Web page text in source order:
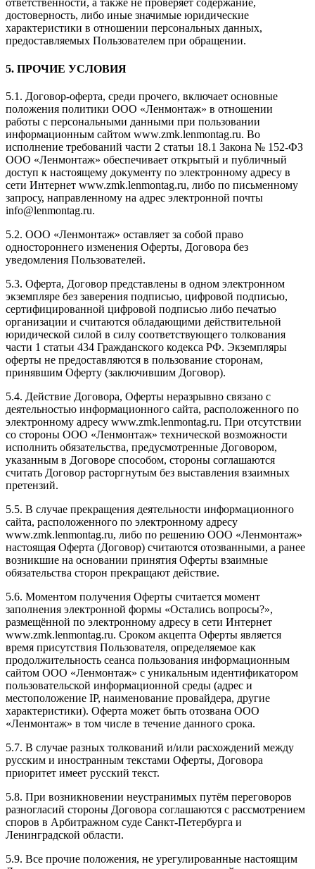
ответственности, а также не проверяет содержание,
достоверность, либо иные значимые юридические
характеристики в отношении персональных данных,
предоставляемых Пользователем при обращении.
5. ПРОЧИЕ УСЛОВИЯ
5.1. Договор-оферта, среди прочего, включает основные
положения политики ООО «Ленмонтаж» в отношении
работы с персональными данными при пользовании
информационным сайтом www.zmk.lenmontag.ru. Во
исполнение требований части 2 статьи 18.1 Закона № 152-ФЗ
ООО «Ленмонтаж» обеспечивает открытый и публичный
доступ к настоящему документу по электронному адресу в
сети Интернет www.zmk.lenmontag.ru, либо по письменному
запросу, направленному на адрес электронной почты
info@lenmontag.ru.
5.2. ООО «Ленмонтаж» оставляет за собой право
одностороннего изменения Оферты, Договора без
уведомления Пользователей.
5.3. Оферта, Договор представлены в одном электронном
экземпляре без заверения подписью, цифровой подписью,
сертифицированной цифровой подписью либо печатью
организации и считаются обладающими действительной
юридической силой в силу соответствующего толкования
части 1 статьи 434 Гражданского кодекса РФ. Экземпляры
оферты не предоставляются в пользование сторонам,
принявшим Оферту (заключившим Договор).
5.4. Действие Договора, Оферты неразрывно связано с
деятельностью информационного сайта, расположенного по
электронному адресу www.zmk.lenmontag.ru. При отсутствии
со стороны ООО «Ленмонтаж» технической возможности
исполнить обязательства, предусмотренные Договором,
указанным в Договоре способом, стороны соглашаются
считать Договор расторгнутым без выставления взаимных
претензий.
5.5. В случае прекращения деятельности информационного
сайта, расположенного по электронному адресу
www.zmk.lenmontag.ru, либо по решению ООО «Ленмонтаж»
настоящая Оферта (Договор) считаются отозванными, а ранее
возникшие на основании принятия Оферты взаимные
обязательства сторон прекращают действие.
5.6. Моментом получения Оферты считается момент
заполнения электронной формы «Остались вопросы?»,
размещённой по электронному адресу в сети Интернет
www.zmk.lenmontag.ru. Сроком акцепта Оферты является
время присутствия Пользователя, определяемое как
продолжительность сеанса пользования информационным
сайтом ООО «Ленмонтаж» с уникальным идентификатором
пользовательской информационной среды (адрес и
местоположение IP, наименование провайдера, другие
характеристики). Оферта может быть отозвана ООО
«Ленмонтаж» в том числе в течение данного срока.
5.7. В случае разных толкований и/или расхождений между
русским и иностранным текстами Оферты, Договора
приоритет имеет русский текст.
5.8. При возникновении неустранимых путём переговоров
разногласий стороны Договора соглашаются с рассмотрением
споров в Арбитражном суде Санкт-Петербурга и
Ленинградской области.
5.9. Все прочие положения, не урегулированные настоящим